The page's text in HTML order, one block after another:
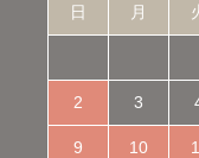
日 月
2 3
9 10